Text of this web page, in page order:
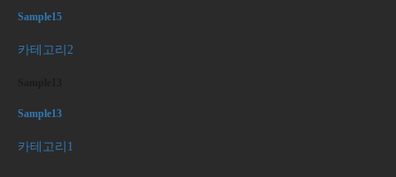
Sample15
카테고리2
Sample13
카테고리1